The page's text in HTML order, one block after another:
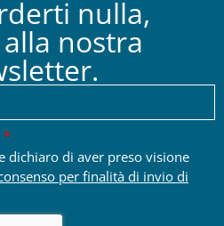
nulla,
nostra
dichiaro di aver preso visione
per finalità di invio di